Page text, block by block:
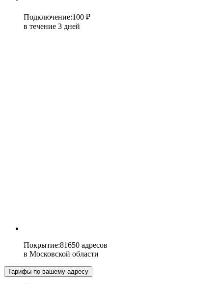
Подключение:100 ₽
в течение 3 дней
Покрытие:81650 адресов
в Московской области
Тарифы по вашему адресу